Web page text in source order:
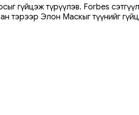
гүйцэж түрүүлэв. Forbes
тэрээр Элон Маскыг түүнийг